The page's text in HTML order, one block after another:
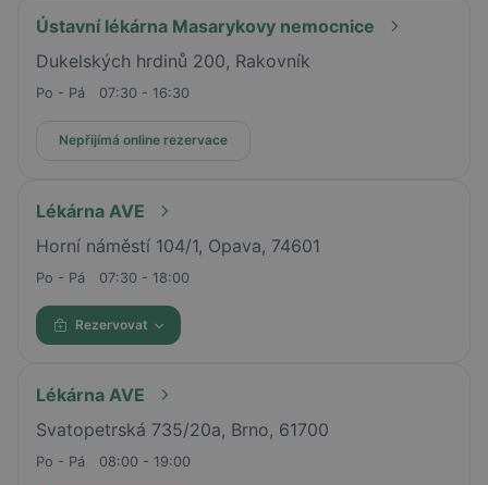
Ústavní lékárna Masarykovy nemocnice
Dukelských hrdinů 200, Rakovník
Po - Pá 07:30 - 16:30
Nepřijímá online rezervace
Lékárna AVE
Horní náměstí 104/1, Opava, 74601
Po - Pá 07:30 - 18:00
Rezervovat
Lékárna AVE
Svatopetrská 735/20a, Brno, 61700
Po - Pá 08:00 - 19:00